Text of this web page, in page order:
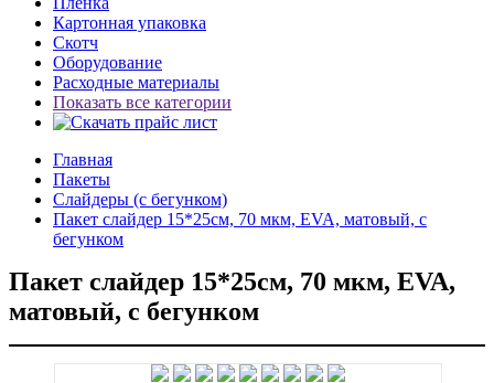
Картонная упаковка
Скотч
Оборудование
Расходные материалы
Показать все категории
Главная
Пакеты
Слайдеры (с бегунком)
Пакет слайдер 15*25см, 70 мкм, EVA, матовый, с
бегунком
Пакет слайдер 15*25см, 70 мкм, EVA,
матовый, с бегунком